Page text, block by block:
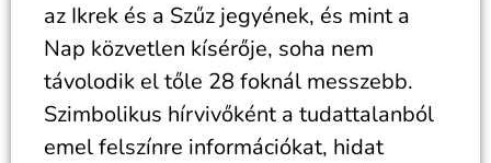
az Ikrek és a Szűz jegyének, és mint a
Nap közvetlen kísérője, soha nem
távolodik el tőle 28 foknál messzebb.
Szimbolikus hírvivőként a tudattalanból
emel felszínre információkat, hidat